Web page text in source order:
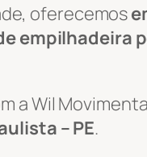
oferecemos
empilhadeira
a Wil
– PE.